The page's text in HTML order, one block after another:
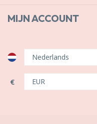
MIJN ACCOUNT
€